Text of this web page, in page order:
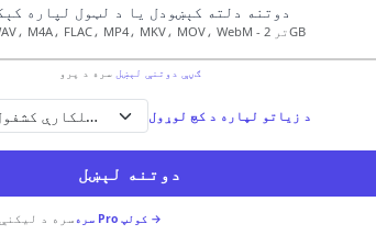
دوتنه دلته کېښودل يا د لټول لپاره
MP3، WAV، M4A، FLAC، MP4، MKV، MOV، WebM - تر 2GB
ګڼې دوتنې لېښل سره د پرو
خپلکارې د زياتو لپاره د کچ لوړول
دوتنه لېښل
سره د سره Pro کولپ →